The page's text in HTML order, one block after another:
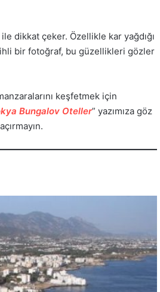
dikkat çeker. Özellikle kar yağdığı
bir fotoğraf, bu güzellikleri gözler
keşfetmek için
Bungalov Oteller” yazımıza göz